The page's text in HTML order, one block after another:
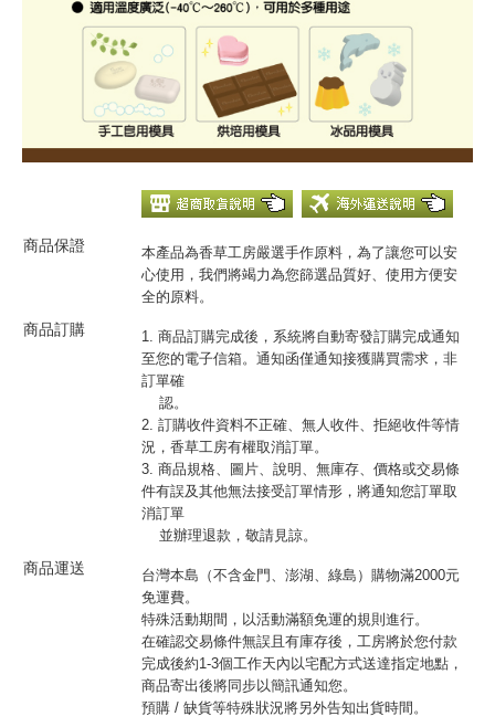
商品保證
本產品為香草工房嚴選手作原料，為了讓您可以安
心使用，我們將竭力為您篩選品質好、使用方便安
全的原料。
商品訂購
1. 商品訂購完成後，系統將自動寄發訂購完成通知
至您的電子信箱。通知函僅通知接獲購買需求，非
訂單確
認。
2. 訂購收件資料不正確、無人收件、拒絕收件等情
況，香草工房有權取消訂單。
3. 商品規格、圖片、說明、無庫存、價格或交易條
件有誤及其他無法接受訂單情形，將通知您訂單取
消訂單
並辦理退款，敬請見諒。
商品運送
台灣本島（不含金門、澎湖、綠島）購物滿2000元
免運費。
特殊活動期間，以活動滿額免運的規則進行。
在確認交易條件無誤且有庫存後，工房將於您付款
完成後約1-3個工作天內以宅配方式送達指定地點，
商品寄出後將同步以簡訊通知您。
預購 / 缺貨等特殊狀況將另外告知出貨時間。